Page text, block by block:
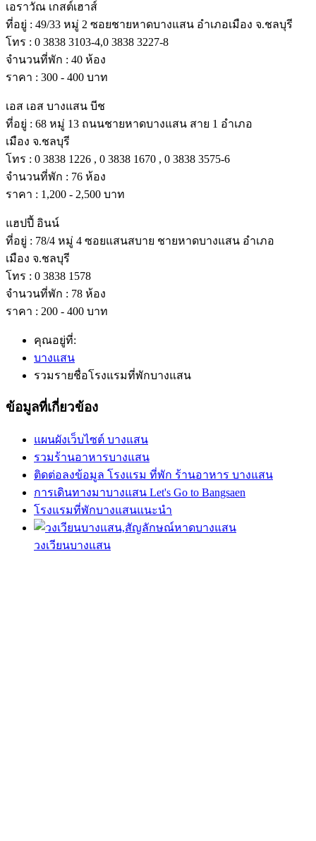
เอราวัณ เกสต์เฮาส์
ที่อยู่ : 49/33 หมู่ 2 ซอยชายหาดบางแสน อําเภอเมือง จ.ชลบุรี
โทร : 0 3838 3103-4,0 3838 3227-8
จํานวนที่พัก : 40 ห้อง
ราคา : 300 - 400 บาท
เอส เอส บางแสน บีช
ที่อยู่ : 68 หมู่ 13 ถนนชายหาดบางแสน สาย 1 อําเภอ
เมือง จ.ชลบุรี
โทร : 0 3838 1226 , 0 3838 1670 , 0 3838 3575-6
จํานวนที่พัก : 76 ห้อง
ราคา : 1,200 - 2,500 บาท
แฮปปี้ อินน์
ที่อยู่ : 78/4 หมู่ 4 ซอยแสนสบาย ชายหาดบางแสน อําเภอ
เมือง จ.ชลบุรี
โทร : 0 3838 1578
จํานวนที่พัก : 78 ห้อง
ราคา : 200 - 400 บาท
คุณอยู่ที่:
บางแสน
รวมรายชื่อโรงแรมที่พักบางแสน
ข้อมูลที่เกี่ยวข้อง
แผนผังเว็บไซต์ บางแสน
รวมร้านอาหารบางแสน
ติดต่อลงข้อมูล โรงแรม ที่พัก ร้านอาหาร บางแสน
การเดินทางมาบางแสน Let's Go to Bangsaen
โรงแรมที่พักบางแสนแนะนำ
วงเวียนบางแสน